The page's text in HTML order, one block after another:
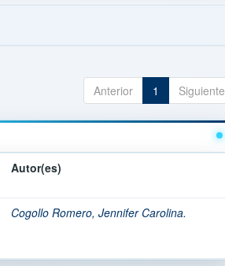
Anterior 1 Siguiente
Autor(es)
Cogollo Romero, Jennifer Carolina.